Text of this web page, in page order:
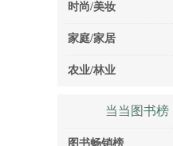
时尚/美妆
家庭/家居
农业/林业
当当图书榜
图书畅销榜